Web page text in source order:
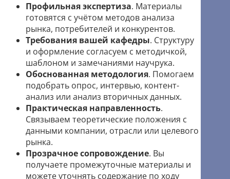
Профильная экспертиза. Материалы
готовятся с учётом методов анализа
рынка, потребителей и конкурентов.
Требования вашей кафедры. Структуру
и оформление согласуем с методичкой,
шаблоном и замечаниями научрука.
Обоснованная методология. Помогаем
подобрать опрос, интервью, контент-
анализ или анализ вторичных данных.
Практическая направленность.
Связываем теоретические положения с
данными компании, отрасли или целевого
рынка.
Прозрачное сопровождение. Вы
получаете промежуточные материалы и
можете уточнять содержание по ходу